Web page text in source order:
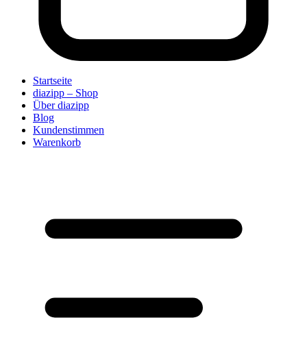
Startseite
diazipp – Shop
Über diazipp
Blog
Kundenstimmen
Warenkorb